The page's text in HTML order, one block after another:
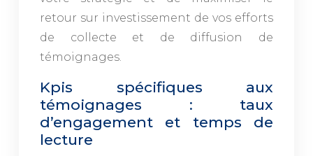
retour sur investissement de vos efforts
de collecte et de diffusion de
témoignages.
Kpis spécifiques aux
témoignages : taux
d’engagement et temps de
lecture